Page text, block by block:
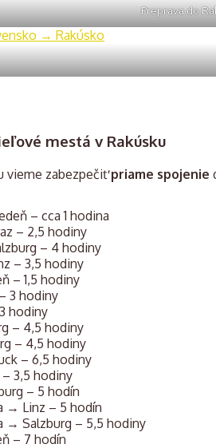
Preprava do
mestá v Rakúsku
vieme zabezpečiťpriame spojenie
– cca 1 hodina
– 2,5 hodiny
– 4 hodiny
– 3,5 hodiny
– 1,5 hodiny
3 hodiny
hodiny
– 4,5 hodiny
– 4,5 hodiny
– 6,5 hodiny
3,5 hodiny
– 5 hodín
→ Linz – 5 hodín
→ Salzburg – 5,5 hodiny
– 7 hodín